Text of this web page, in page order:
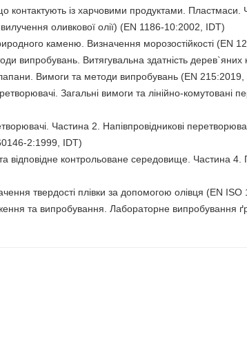
контактують із харчовими продуктами. Пластмаси.
оливкової олії) (EN 1186-10:2002, IDT)
каменю. Визначення морозостійкості (EN
випробувань. Витягувальна здатність
Вимоги та методи випробувань (EN 215:2019,
Загальні вимоги та лінійно-
Частина 2. Напівпровідникові
2:1999, IDT)
відповідне контрольоване середовище. Частина
твердості плівки за допомогою олівця (EN
та випробування. Лабораторне випробування